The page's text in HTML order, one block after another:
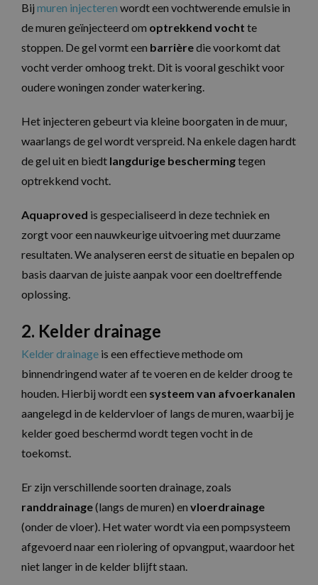
Bij muren injecteren wordt een vochtwerende emulsie in
de muren geïnjecteerd om optrekkend vocht te
stoppen. De gel vormt een barrièredie voorkomt dat
vocht verder omhoog trekt. Dit is vooral geschikt voor
oudere woningen zonder waterkering.
Het injecteren gebeurt via kleine boorgaten in de muur,
waarlangs de gel wordt verspreid. Na enkele dagen hardt
de gel uit en biedt langdurige beschermingtegen
optrekkend vocht.
Aquaproved is gespecialiseerd in deze techniek en
zorgt voor een nauwkeurige uitvoering met duurzame
resultaten. We analyseren eerst de situatie en bepalen op
basis daarvan de juiste aanpak voor een doeltreffende
oplossing.
2. Kelder drainage
Kelder drainage is een effectieve methode om
binnendringend water af te voeren en de kelder droog te
houden. Hierbij wordt een systeem van afvoerkanalen
aangelegd in de keldervloer of langs de muren, waarbij je
kelder goed beschermd wordt tegen vocht in de
toekomst.
Er zijn verschillende soorten drainage, zoals
randdrainage(langs de muren) en vloerdrainage
(onder de vloer). Het water wordt via een pompsysteem
afgevoerd naar een riolering of opvangput, waardoor het
niet langer in de kelder blijft staan.